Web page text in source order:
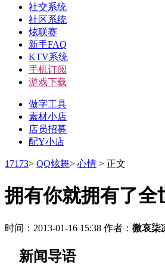
社交系统
社区系统
炫联赛
新手FAQ
KTV系统
手机订阅
游戏下载
做字工具
素材小店
店员招募
配Y小店
17173> QQ炫舞> 心情 > 正文
拥有你就拥有了
时间：2013-01-16 15:38 作者： 微哀柒
新闻导语